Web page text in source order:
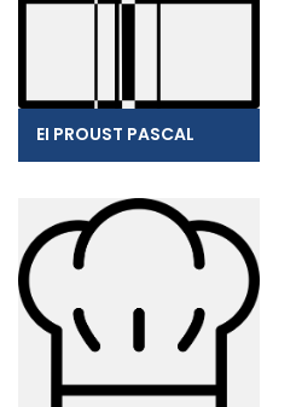
EI PROUST PASCAL